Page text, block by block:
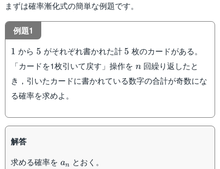
まずは確率漸化式の簡単な例題です。
例題1
1
1 から 5
5 がそれぞれ書かれた計 5
5 枚のカードがある。
「カードを1枚引いて戻す」操作を n
n 回繰り返したと
き，引いたカードに書かれている数字の合計が奇数にな
る確率を求めよ。
解答
求める確率を a_n
an とおく。